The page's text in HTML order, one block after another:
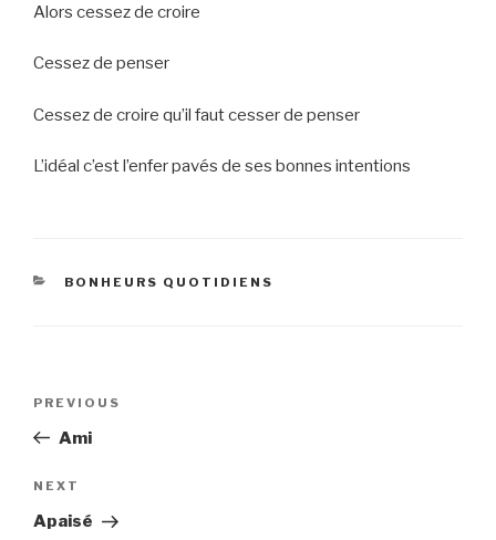
Alors cessez de croire
Cessez de penser
Cessez de croire qu’il faut cesser de penser
L’idéal c’est l’enfer pavés de ses bonnes intentions
CATEGORIES
BONHEURS QUOTIDIENS
Previous
Post
PREVIOUS
Ami
Next
Post
NEXT
Apaisé